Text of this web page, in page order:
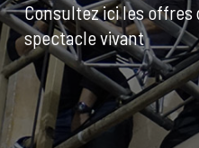
Consultez ici les offres
spectacle vivant